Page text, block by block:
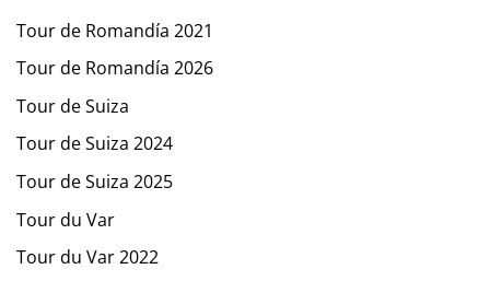
Tour de Romandía 2021
Tour de Romandía 2026
Tour de Suiza
Tour de Suiza 2024
Tour de Suiza 2025
Tour du Var
Tour du Var 2022